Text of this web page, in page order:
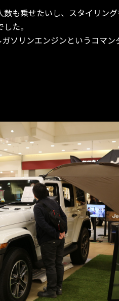
も乗せたいし、スタイリン
た。
ソリンエンジンというコマ